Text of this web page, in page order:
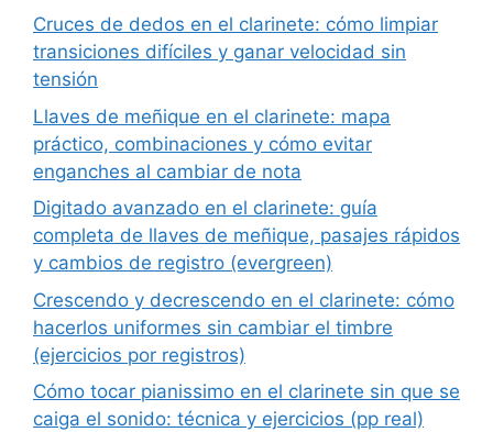
Cruces de dedos en el clarinete: cómo limpiar
transiciones difíciles y ganar velocidad sin
tensión
Llaves de meñique en el clarinete: mapa
práctico, combinaciones y cómo evitar
enganches al cambiar de nota
Digitado avanzado en el clarinete: guía
completa de llaves de meñique, pasajes rápidos
y cambios de registro (evergreen)
Crescendo y decrescendo en el clarinete: cómo
hacerlos uniformes sin cambiar el timbre
(ejercicios por registros)
Cómo tocar pianissimo en el clarinete sin que se
caiga el sonido: técnica y ejercicios (pp real)